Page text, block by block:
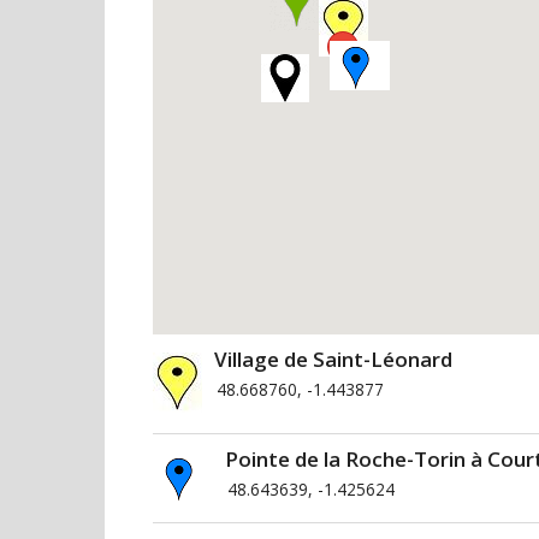
Village de Saint-Léonard
48.668760, -1.443877
Pointe de la Roche-Torin à
48.643639, -1.425624